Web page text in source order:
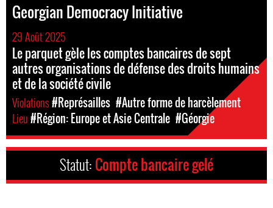
Georgian Democracy Initiative
29 Août 2025
Le parquet gèle les comptes bancaires de sept
autres organisations de défense des droits humains
et de la société civile
Violations#Représailles #Autre forme de harcèlement
Lieu#Région: Europe et Asie Centrale #Géorgie
Statut: Compte bancaire gelé